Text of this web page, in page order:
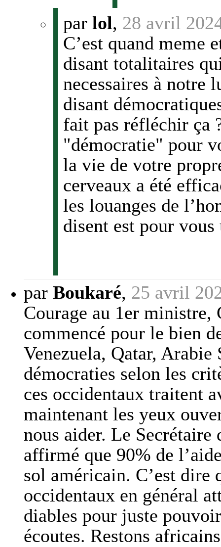
par lol, 28 avril
C’est quand meme
disant totalitaires
necessaires à notre
disant
fait pas réfléchir ça
"démocratie" pour
la vie de votre
cerveaux a été
les louanges de
disent est pour
par Boukaré, 25 avril
Courage au 1er ministre,
commencé pour le bien
Venezuela, Qatar, Arabie
démocraties selon les
ces occidentaux traitent
maintenant les yeux
nous aider. Le Secrétaire
affirmé que 90% de
sol américain. C’est dire
occidentaux en général
diables pour juste
écoutes. Restons